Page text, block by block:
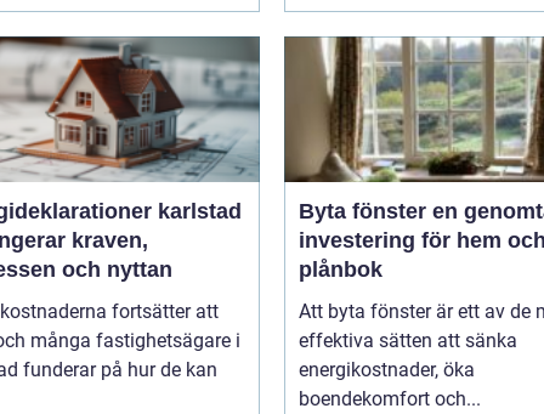
karlstad
kraven,
och nyttan
fortsätter att
många fastighetsägare i
funderar på hur de kan
Byta fönster en genomtänkt
investering för hem
plånbok
Att byta fönster är ett av de
effektiva sätten att sänka
energikostnader, öka
boendekomfort och...